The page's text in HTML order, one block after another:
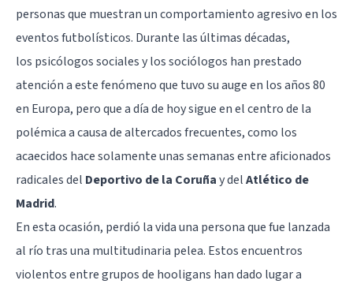
personas que muestran un comportamiento agresivo en los
eventos futbolísticos. Durante las últimas décadas,
los psicólogos socialesy los sociólogos han prestado
atención a este fenómeno que tuvo su auge en los años 80
en Europa, pero que a día de hoy sigue en el centro de la
polémica a causa de altercados frecuentes, como los
acaecidos hace solamente unas semanas entre aficionados
radicales del Deportivo de la Coruñay delAtlético de
Madrid.
En esta ocasión, perdió la vida una persona que fue lanzada
al río tras una multitudinaria pelea. Estos encuentros
violentos entre grupos de hooligans han dado lugar a